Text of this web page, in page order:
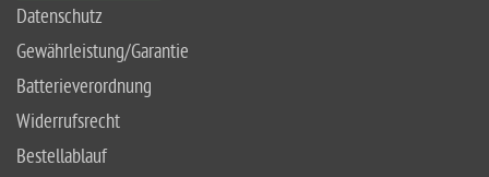
Datenschutz
Gewährleistung/Garantie
Batterieverordnung
Widerrufsrecht
Bestellablauf